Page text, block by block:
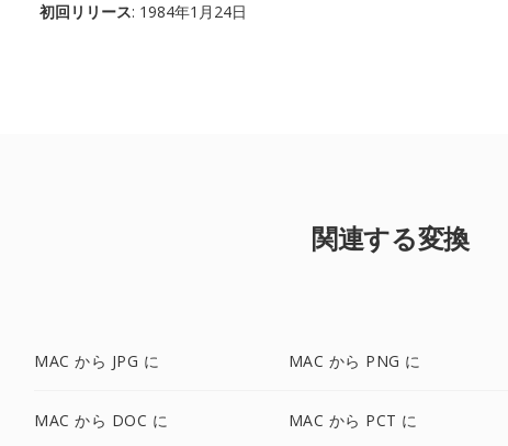
初回リリース: 1984年1月24日
関連する変換
MAC から JPG に MAC から PNG に
MAC から DOC に MAC から PCT に